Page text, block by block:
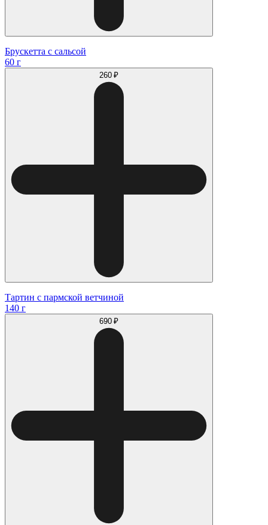
Брускетта с сальсой
60 г
260 ₽
Тартин с пармской ветчиной
140 г
690 ₽